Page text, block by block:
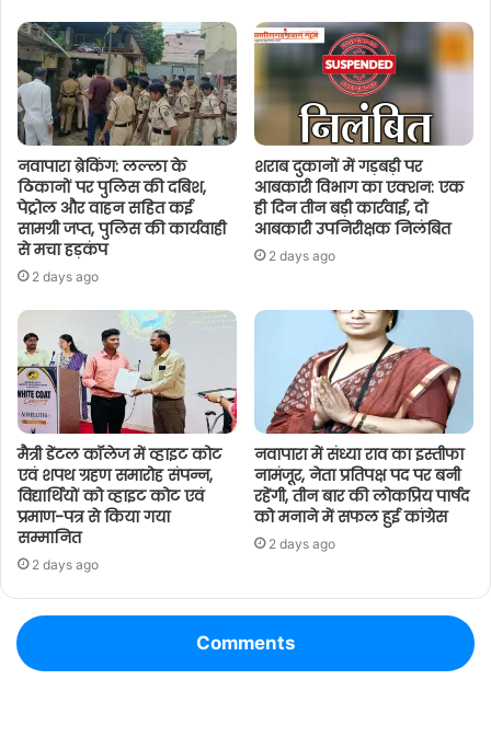
नवापारा ब्रेकिंग: लल्ला के
ठिकानों पर पुलिस की दबिश,
पेट्रोल और वाहन सहित कई
सामग्री जप्त, पुलिस की कार्यवाही
से मचा हड़कंप
2 days ago
शराब दुकानों में गड़बड़ी पर
आबकारी विभाग का एक्शन: एक
ही दिन तीन बड़ी कार्रवाई, दो
आबकारी उपनिरीक्षक निलंबित
2 days ago
मैत्री डेंटल कॉलेज में व्हाइट कोट
एवं शपथ ग्रहण समारोह संपन्न,
विद्यार्थियों को व्हाइट कोट एवं
प्रमाण-पत्र से किया गया
सम्मानित
2 days ago
नवापारा में संध्या राव का इस्तीफा
नामंजूर, नेता प्रतिपक्ष पद पर बनी
रहेंगी, तीन बार की लोकप्रिय पार्षद
को मनाने में सफल हुई कांग्रेस
2 days ago
Comments